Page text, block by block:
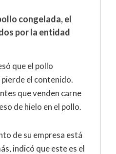
congelada, el
por la entidad
que el pollo
el contenido.
que venden carne
de hielo en el pollo.
de su empresa está
indicó que este es el